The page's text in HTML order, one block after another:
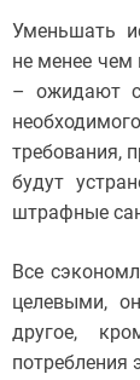
Уменьшать
не менее чем
– ожидают
требования,
будут
штрафные
Все
целевыми,
другое,
потребления